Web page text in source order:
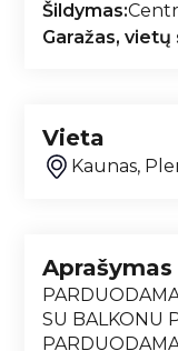
Šildymas:
Garažas, vietų
Vieta
Kaunas,
Aprašymas
SU BALKONU